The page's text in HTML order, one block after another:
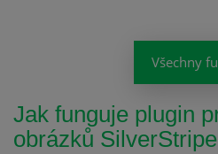
Všechny
Jak funguje plugin
obrázků SilverStripe